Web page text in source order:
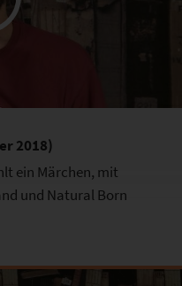
2018)
ein Märchen, mit
und Natural Born